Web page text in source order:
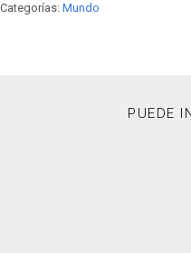
Categorías: Mundo
PUEDE